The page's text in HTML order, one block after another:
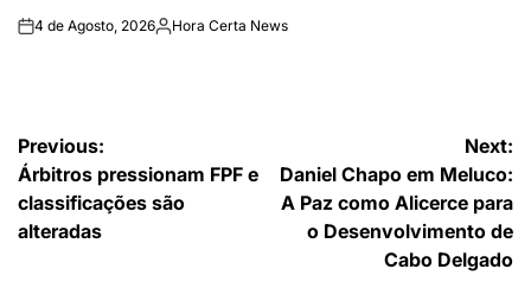
on4 de Agosto, 2026Publicado
Hora Certa News
Navegação
de
artigos
Previous:
Árbitros pressionam FPF e
classificações são
alteradas
Next:
Daniel Chapo em Meluco:
A Paz como Alicerce para
o Desenvolvimento de
Cabo Delgado